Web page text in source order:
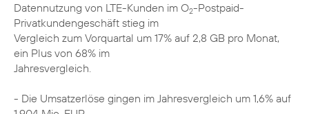
Datennutzung von LTE-Kunden im O2-Postpaid-
Privatkundengeschäft stieg im
Vergleich zum Vorquartal um 17% auf 2,8 GB pro Monat,
ein Plus von 68% im
Jahresvergleich.
- Die Umsatzerlöse gingen im Jahresvergleich um 1,6% auf